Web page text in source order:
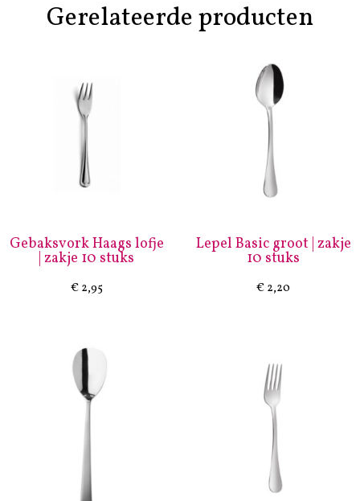
Gerelateerde producten
Gebaksvork Haags lofje
| zakje 10 stuks
€2,95
Lepel Basic groot | zakje
10 stuks
€ 2,20